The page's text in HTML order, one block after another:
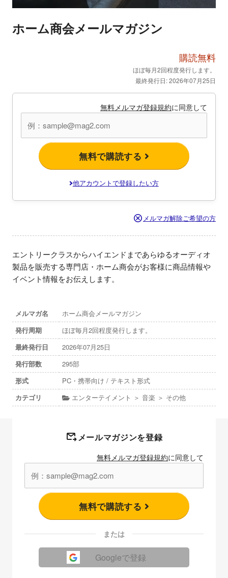
ホーム商会メールマガジン
購読無料
ほぼ毎月2回程度発行します。
最終発行日: 2026年07月25日
無料メルマガ登録規約に同意して
無料で購読する
他アカウントで登録したい方
メルマガ解除ご希望の方
エントリークラスからハイエンドまであらゆるオーディオ
製品を販売する専門店・ホーム商会がお客様に商品情報や
イベント情報をお伝えします。
メルマガ名
ホーム商会メールマガジン
発行周期
ほぼ毎月2回程度発行します。
最終発行日
2026年07月25日
発行部数
295部
形式
PC・携帯向け / テキスト形式
カテゴリ
エンターテイメント ＞ 音楽 ＞ その他
メールマガジンを登録
無料メルマガ登録規約に同意して
無料で購読する
または
Googleで登録